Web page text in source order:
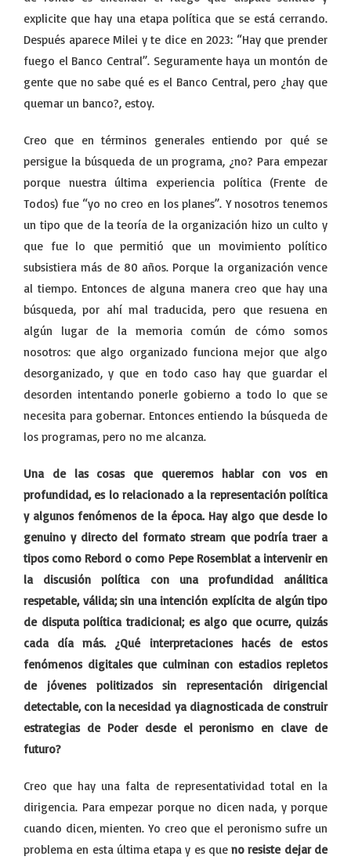
explicite que hay una etapa política que se está cerrando.
Después aparece Milei y te dice en 2023: “Hay que prender
fuego el Banco Central”. Seguramente haya un montón de
gente que no sabe qué es el Banco Central, pero ¿hay que
quemar un banco?, estoy.
Creo que en términos generales entiendo por qué se
persigue la búsqueda de un programa, ¿no? Para empezar
porque nuestra última experiencia política (Frente de
Todos) fue “yo no creo en los planes”. Y nosotros tenemos
un tipo que de la teoría de la organización hizo un culto y
que fue lo que permitió que un movimiento político
subsistiera más de 80 años. Porque la organización vence
al tiempo. Entonces de alguna manera creo que hay una
búsqueda, por ahí mal traducida, pero que resuena en
algún lugar de la memoria común de cómo somos
nosotros: que algo organizado funciona mejor que algo
desorganizado, y que en todo caso hay que guardar el
desorden intentando ponerle gobierno a todo lo que se
necesita para gobernar. Entonces entiendo la búsqueda de
los programas, pero no me alcanza.
Una de las cosas que queremos hablar con vos en
profundidad, es lo relacionado a la representación política
y algunos fenómenos de la época. Hay algo que desde lo
genuino y directo del formato stream que podría traer a
tipos como Rebord o como Pepe Rosemblat a intervenir en
la discusión política con una profundidad análitica
respetable, válida; sin una intención explícita de algún tipo
de disputa política tradicional; es algo que ocurre, quizás
cada día más. ¿Qué interpretaciones hacés de estos
fenómenos digitales que culminan con estadios repletos
de jóvenes politizados sin representación dirigencial
detectable, con la necesidad ya diagnosticada de construir
estrategias de Poder desde el peronismo en clave de
futuro?
Creo que hay una falta de representatividad total en la
dirigencia. Para empezar porque no dicen nada, y porque
cuando dicen, mienten. Yo creo que el peronismo sufre un
problema en esta última etapa y es queno resiste dejar de